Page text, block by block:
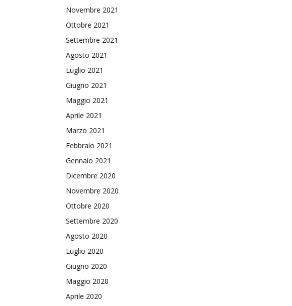
Novembre 2021
Ottobre 2021
Settembre 2021
Agosto 2021
Luglio 2021
Giugno 2021
Maggio 2021
Aprile 2021
Marzo 2021
Febbraio 2021
Gennaio 2021
Dicembre 2020
Novembre 2020
Ottobre 2020
Settembre 2020
Agosto 2020
Luglio 2020
Giugno 2020
Maggio 2020
Aprile 2020